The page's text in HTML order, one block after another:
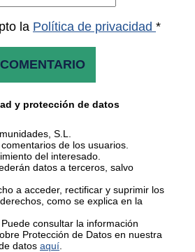
la Política de privacidad *
y protección de datos
S.L.
de los usuarios.
del interesado.
datos a terceros, salvo
a acceder, rectificar y suprimir los
como se explica en la
consultar la información
Protección de Datos en nuestra
datos aquí